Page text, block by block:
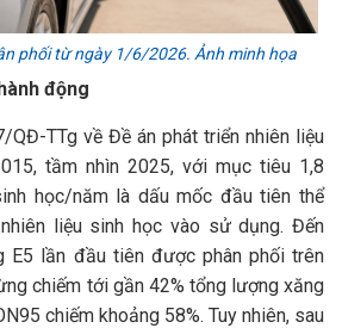
phối từ ngày 1/6/2026. Ảnh minh họa
động
QĐ-TTg về Đề án phát triển nhiên liệu
tầm nhìn 2025, với mục tiêu 1,8
học/năm là dấu mốc đầu tiên thể
liệu sinh học vào sử dụng. Đến
E5 lần đầu tiên được phân phối trên
chiếm tới gần 42% tổng lượng xăng
chiếm khoảng 58%. Tuy nhiên, sau